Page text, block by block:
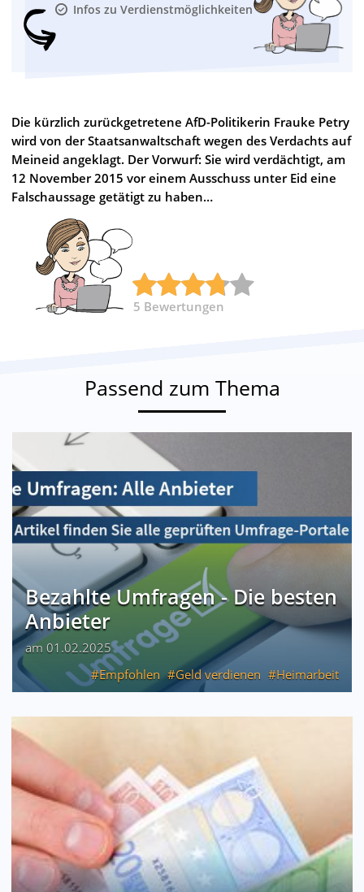
Infos zu Verdienstmöglichkeiten
Die kürzlich zurückgetretene AfD-Politikerin Frauke Petry
wird von der Staatsanwaltschaft wegen des Verdachts auf
Meineid angeklagt. Der Vorwurf: Sie wird verdächtigt, am
12 November 2015 vor einem Ausschuss unter Eid eine
Falschaussage getätigt zu haben…
5 Bewertungen
Passend zum Thema
Bezahlte Umfragen - Die besten
Anbieter
am 01.02.2025
Empfohlen
Geld verdienen Heimarbeit